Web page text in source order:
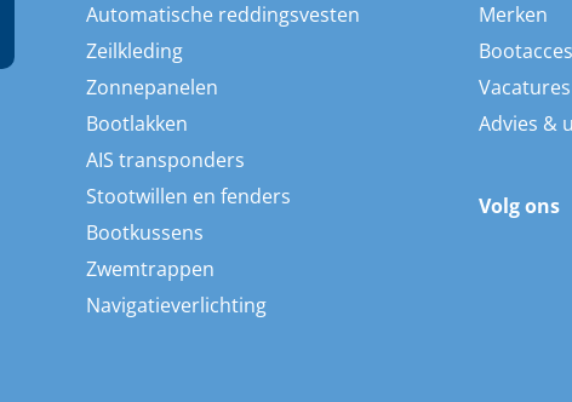
Automatische reddingsvesten
Zeilkleding
Zonnepanelen
Bootlakken
AIS transponders
Stootwillen en fenders
Bootkussens
Zwemtrappen
Navigatieverlichting
Merken
Vacatures
Advies &
Volg ons